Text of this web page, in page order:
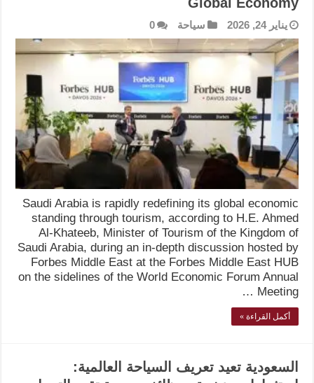
يناير 24, 2026 سياحة 0
Saudi Arabia is rapidly redefining its global economic
standing through tourism, according to H.E. Ahmed
Al-Khateeb, Minister of Tourism of the Kingdom of
Saudi Arabia, during an in-depth discussion hosted by
Forbes Middle East at the Forbes Middle East HUB
on the sidelines of the World Economic Forum Annual
Meeting …
أكمل القراءة »
السعودية تعيد تعريف السياحة العالمية: